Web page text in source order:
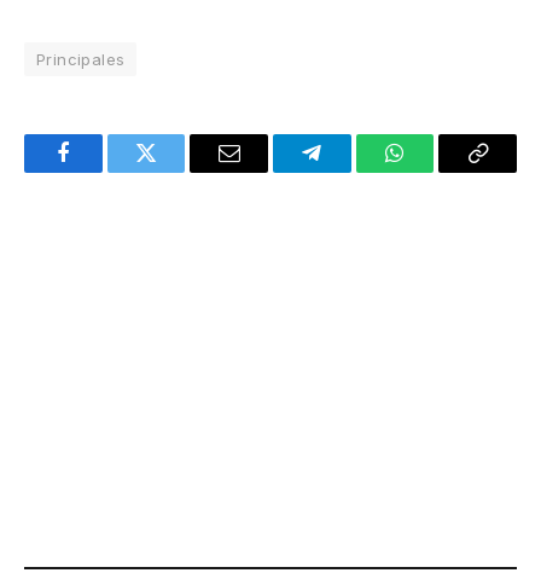
Principales
FacebookTwitter Email TelegramWhatsAppCopy